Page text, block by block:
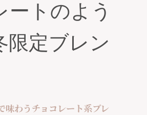
ートのよう
限定ブレン
味わうチョコレート系ブレ